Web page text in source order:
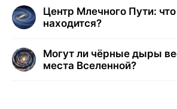
Центр Млечного Пути:
находится?
Могут ли чёрные дыры
места Вселенной?